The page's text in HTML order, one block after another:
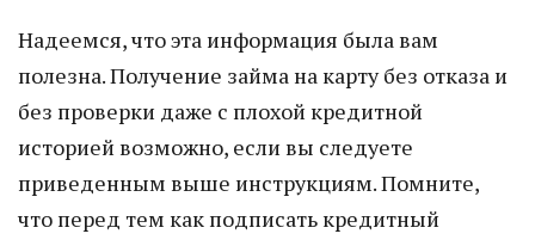
Надеемся, что эта информация была вам
полезна. Получение займа на карту без отказа и
без проверки даже с плохой кредитной
историей возможно, если вы следуете
приведенным выше инструкциям. Помните,
что перед тем как подписать кредитный